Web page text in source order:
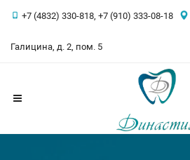
+7 (4832) 330-818, +7 (910) 333-08-18
Галицина, д. 2, пом. 5